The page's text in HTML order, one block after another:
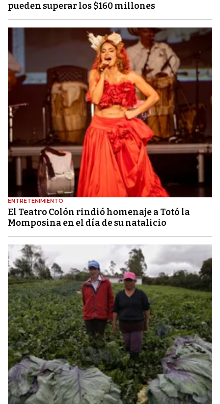
pueden superar los $160 millones
ENTRETENIMIENTO
El Teatro Colón rindió homenaje a Totó la
Momposina en el día de su natalicio